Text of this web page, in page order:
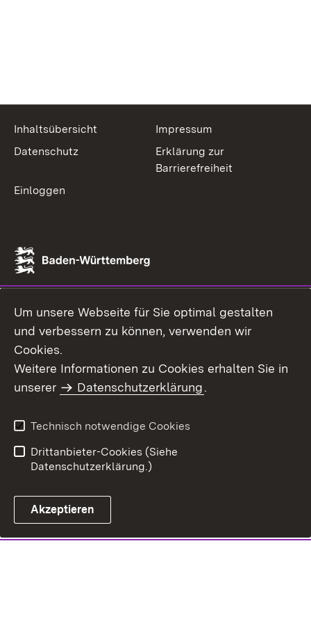
Inhaltsübersicht
Impressum
Datenschutz
Erklärung zur
Barrierefreiheit
Einloggen
Um unsere Webseite für Sie optimal gestalten
und verbessern zu können, verwenden wir
Cookies.
Weitere Informationen zu Cookies erhalten Sie in
unserer
Datenschutzerklärung.
Technisch notwendige Cookies
Drittanbieter-Cookies (Siehe
Datenschutzerklärung.)
Akzeptieren